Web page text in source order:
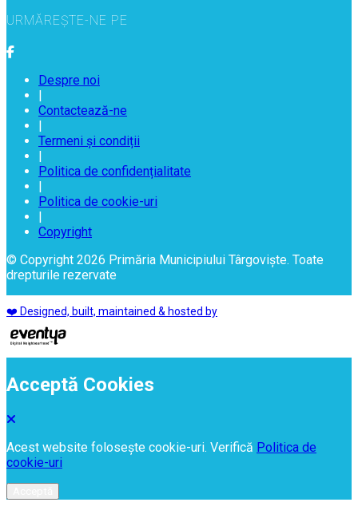
URMĂREȘTE-NE PE
Despre noi
|
Contactează-ne
|
Termeni și condiții
|
Politica de confidențialitate
|
Politica de cookie-uri
|
Copyright
© Copyright 2026 Primăria Municipiului Târgoviște. Toate
drepturile rezervate
❤️ Designed, built, maintained & hosted by
Acceptă Cookies
Acest website folosește cookie-uri. Verifică Politica de
cookie-uri